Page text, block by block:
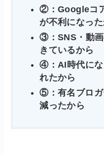
②：Googleコ
が不利になった
③：SNS・動画
きているから
④：AI時代にな
れたから
⑤：有名ブロガ
減ったから